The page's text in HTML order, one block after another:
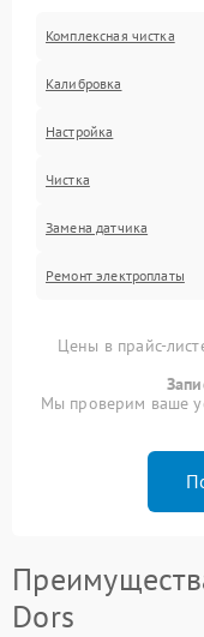
Комплексная чистка
Калибровка
Настройка
Чистка
Замена датчика
Ремонт электроплаты
Цены в прайс-
Мы проверим ваше
Dors